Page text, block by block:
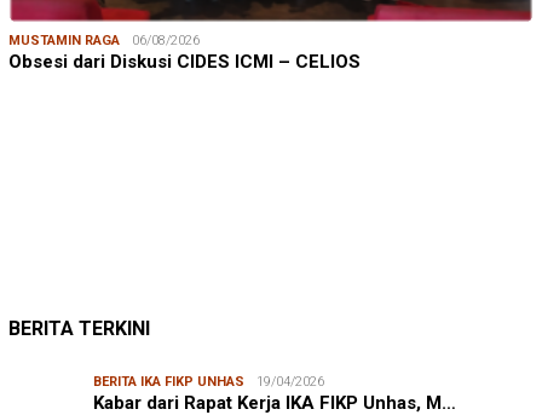
MUSTAMIN RAGA 06/08/2026
Obsesi dari Diskusi CIDES ICMI – CELIOS
BERITA TERKINI
BERITA IKA FIKP UNHAS 19/04/2026
Kabar dari Rapat Kerja IKA FIKP Unhas, M…